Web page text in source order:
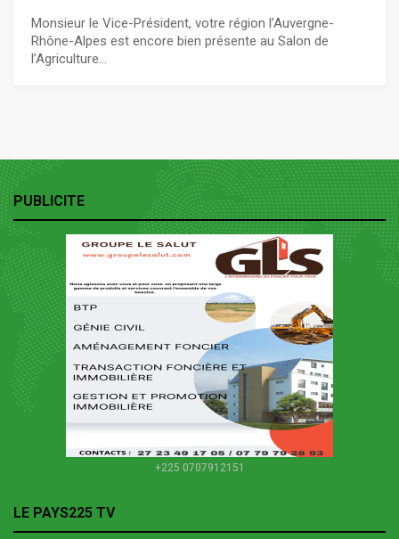
Monsieur le Vice-Président, votre région l’Auvergne-
Rhône-Alpes est encore bien présente au Salon de
l’Agriculture…
PUBLICITE
+225 0707912151
LE PAYS225 TV